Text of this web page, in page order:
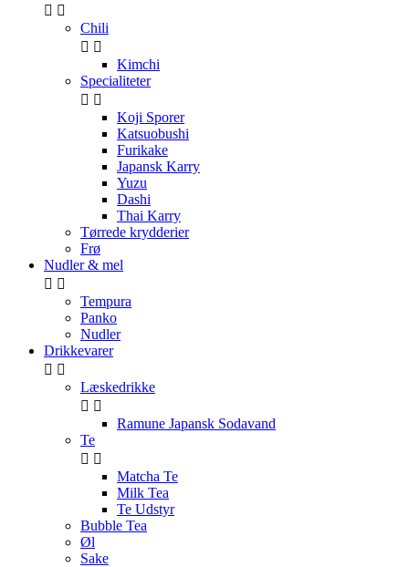
 
Chili
 
Kimchi
Specialiteter
 
Koji Sporer
Katsuobushi
Furikake
Japansk Karry
Yuzu
Dashi
Thai Karry
Tørrede krydderier
Frø
Nudler & mel
 
Tempura
Panko
Nudler
Drikkevarer
 
Læskedrikke
 
Ramune Japansk Sodavand
Te
 
Matcha Te
Milk Tea
Te Udstyr
Bubble Tea
Øl
Sake